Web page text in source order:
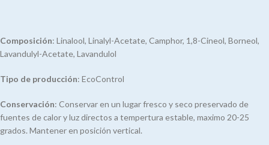
Composición: Linalool, Linalyl-Acetate, Camphor, 1,8-Cineol, Borneol,
Lavandulyl-Acetate, Lavandulol
Tipo de producción: EcoControl
Conservación: Conservar en un lugar fresco y seco preservado de
fuentes de calor y luz directos a tempertura estable, maximo 20-25
grados. Mantener en posición vertical.